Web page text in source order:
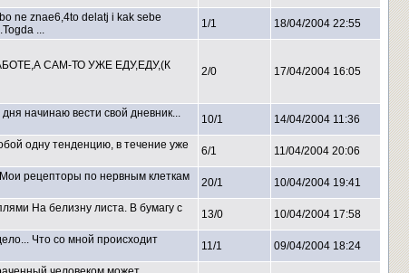
ne znae6,4to delatj i kak sebe
... 1/1 18/04/2004 22:55
САМ-ТО УЖЕ ЕДУ,ЕДУ,(К
2/0 17/04/2004 16:05
дня начинаю вести свой дневник...
10/1 14/04/2004 11:36
одну тенденцию, в течение уже
6/1 11/04/2004 20:06
рецепторы по нервным клеткам
20/1 10/04/2004 19:41
На белизну листа. В бумагу с
13/0 10/04/2004 17:58
Что со мной происходит
11/1
09/04/2004 18:24